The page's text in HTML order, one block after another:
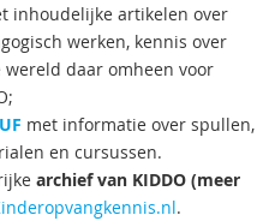
inhoudelijke artikelen over
werken, kennis over
daar omheen voor
met informatie over spullen,
en cursussen.
archief van KIDDO (meer
.